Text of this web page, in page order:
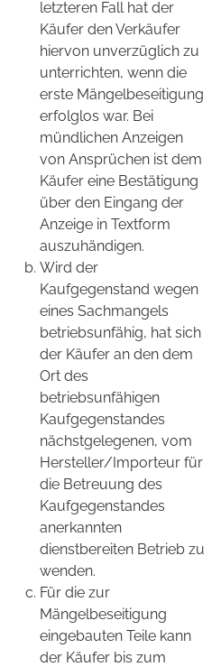
letzteren Fall hat der
Käufer den Verkäufer
hiervon unverzüglich zu
unterrichten, wenn die
erste Mängelbeseitigung
erfolglos war. Bei
mündlichen Anzeigen
von Ansprüchen ist dem
Käufer eine Bestätigung
über den Eingang der
Anzeige in Textform
auszuhändigen.
Wird der
Kaufgegenstand wegen
eines Sachmangels
betriebsunfähig, hat sich
der Käufer an den dem
Ort des
betriebsunfähigen
Kaufgegenstandes
nächstgelegenen, vom
Hersteller/Importeur für
die Betreuung des
Kaufgegenstandes
anerkannten
dienstbereiten Betrieb zu
wenden.
Für die zur
Mängelbeseitigung
eingebauten Teile kann
der Käufer bis zum